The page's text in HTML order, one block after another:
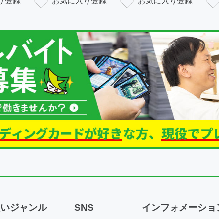
ジャンル SNS インフォメーショ